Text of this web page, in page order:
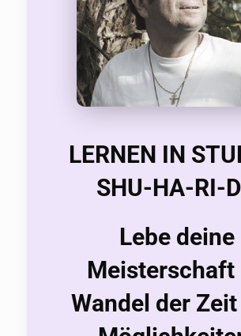
LERNEN IN
SHU-HA-RI-
Lebe deine
Meisterschaft
Wandel der Zeit